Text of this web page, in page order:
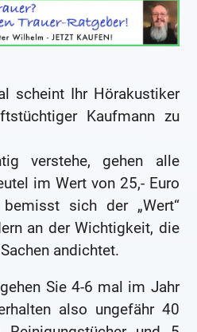
scheint Ihr Hörakustiker
Kaufmann zu
verstehe, gehen alle
im Wert von 25,- Euro
sich der „Wert“
an der Wichtigkeit, die
andichtet.
Sie 4-6 mal im Jahr
also ungefähr 40